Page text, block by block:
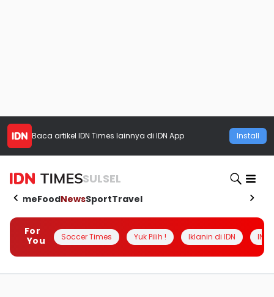
Baca artikel IDN Times lainnya di IDN App Install
SULSEL
HomeFoodNewsSportTravel
For
You
Soccer Times Yuk Pilih ! Iklanin di IDN